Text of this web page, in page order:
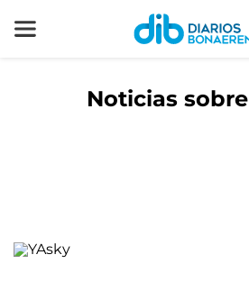
Noticias sobre